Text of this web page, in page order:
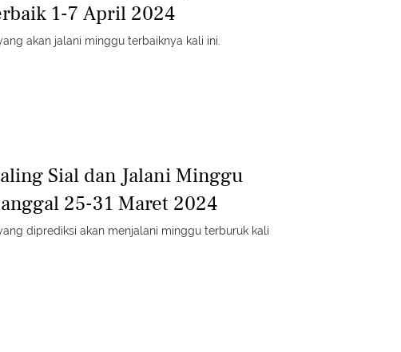
1-7 April 2024
akan jalani minggu terbaiknya kali ini.
Sial dan Jalani Minggu
25-31 Maret 2024
diprediksi akan menjalani minggu terburuk kali